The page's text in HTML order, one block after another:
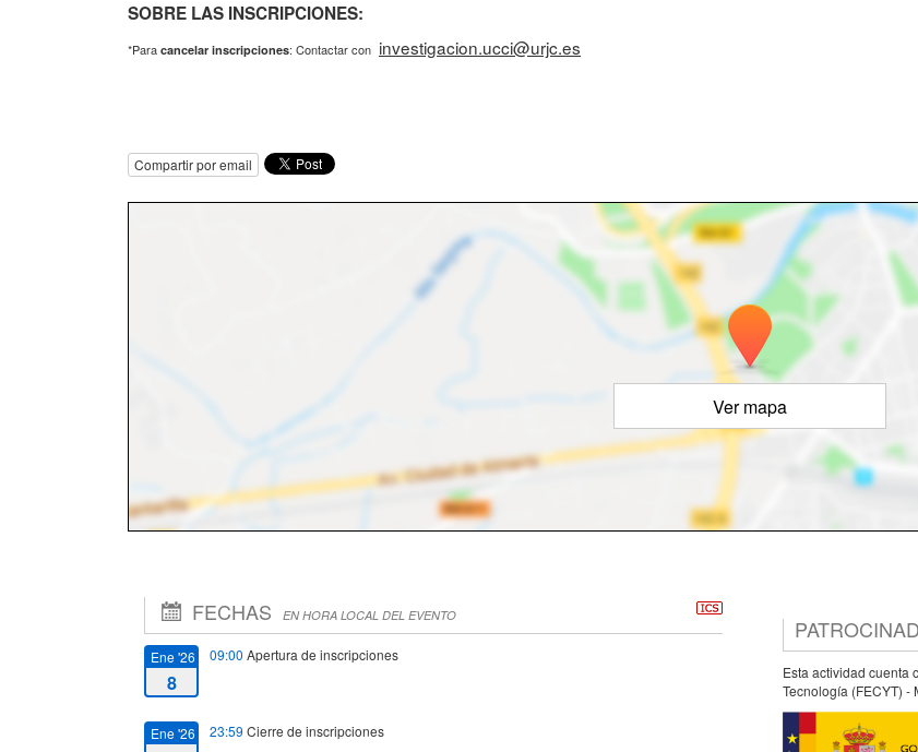
SOBRE LAS INSCRIPCIONES:
*Para cancelar inscripciones: Contactar con investigacion.ucci@urjc.es
Compartir por email
Ver mapa
FECHAS EN HORA LOCAL DEL EVENTO
Ene '26
8
09:00 Apertura de inscripciones
Ene '26 23:59 Cierre de inscripciones
Esta actividad cuenta
Tecnología (FECYT) -